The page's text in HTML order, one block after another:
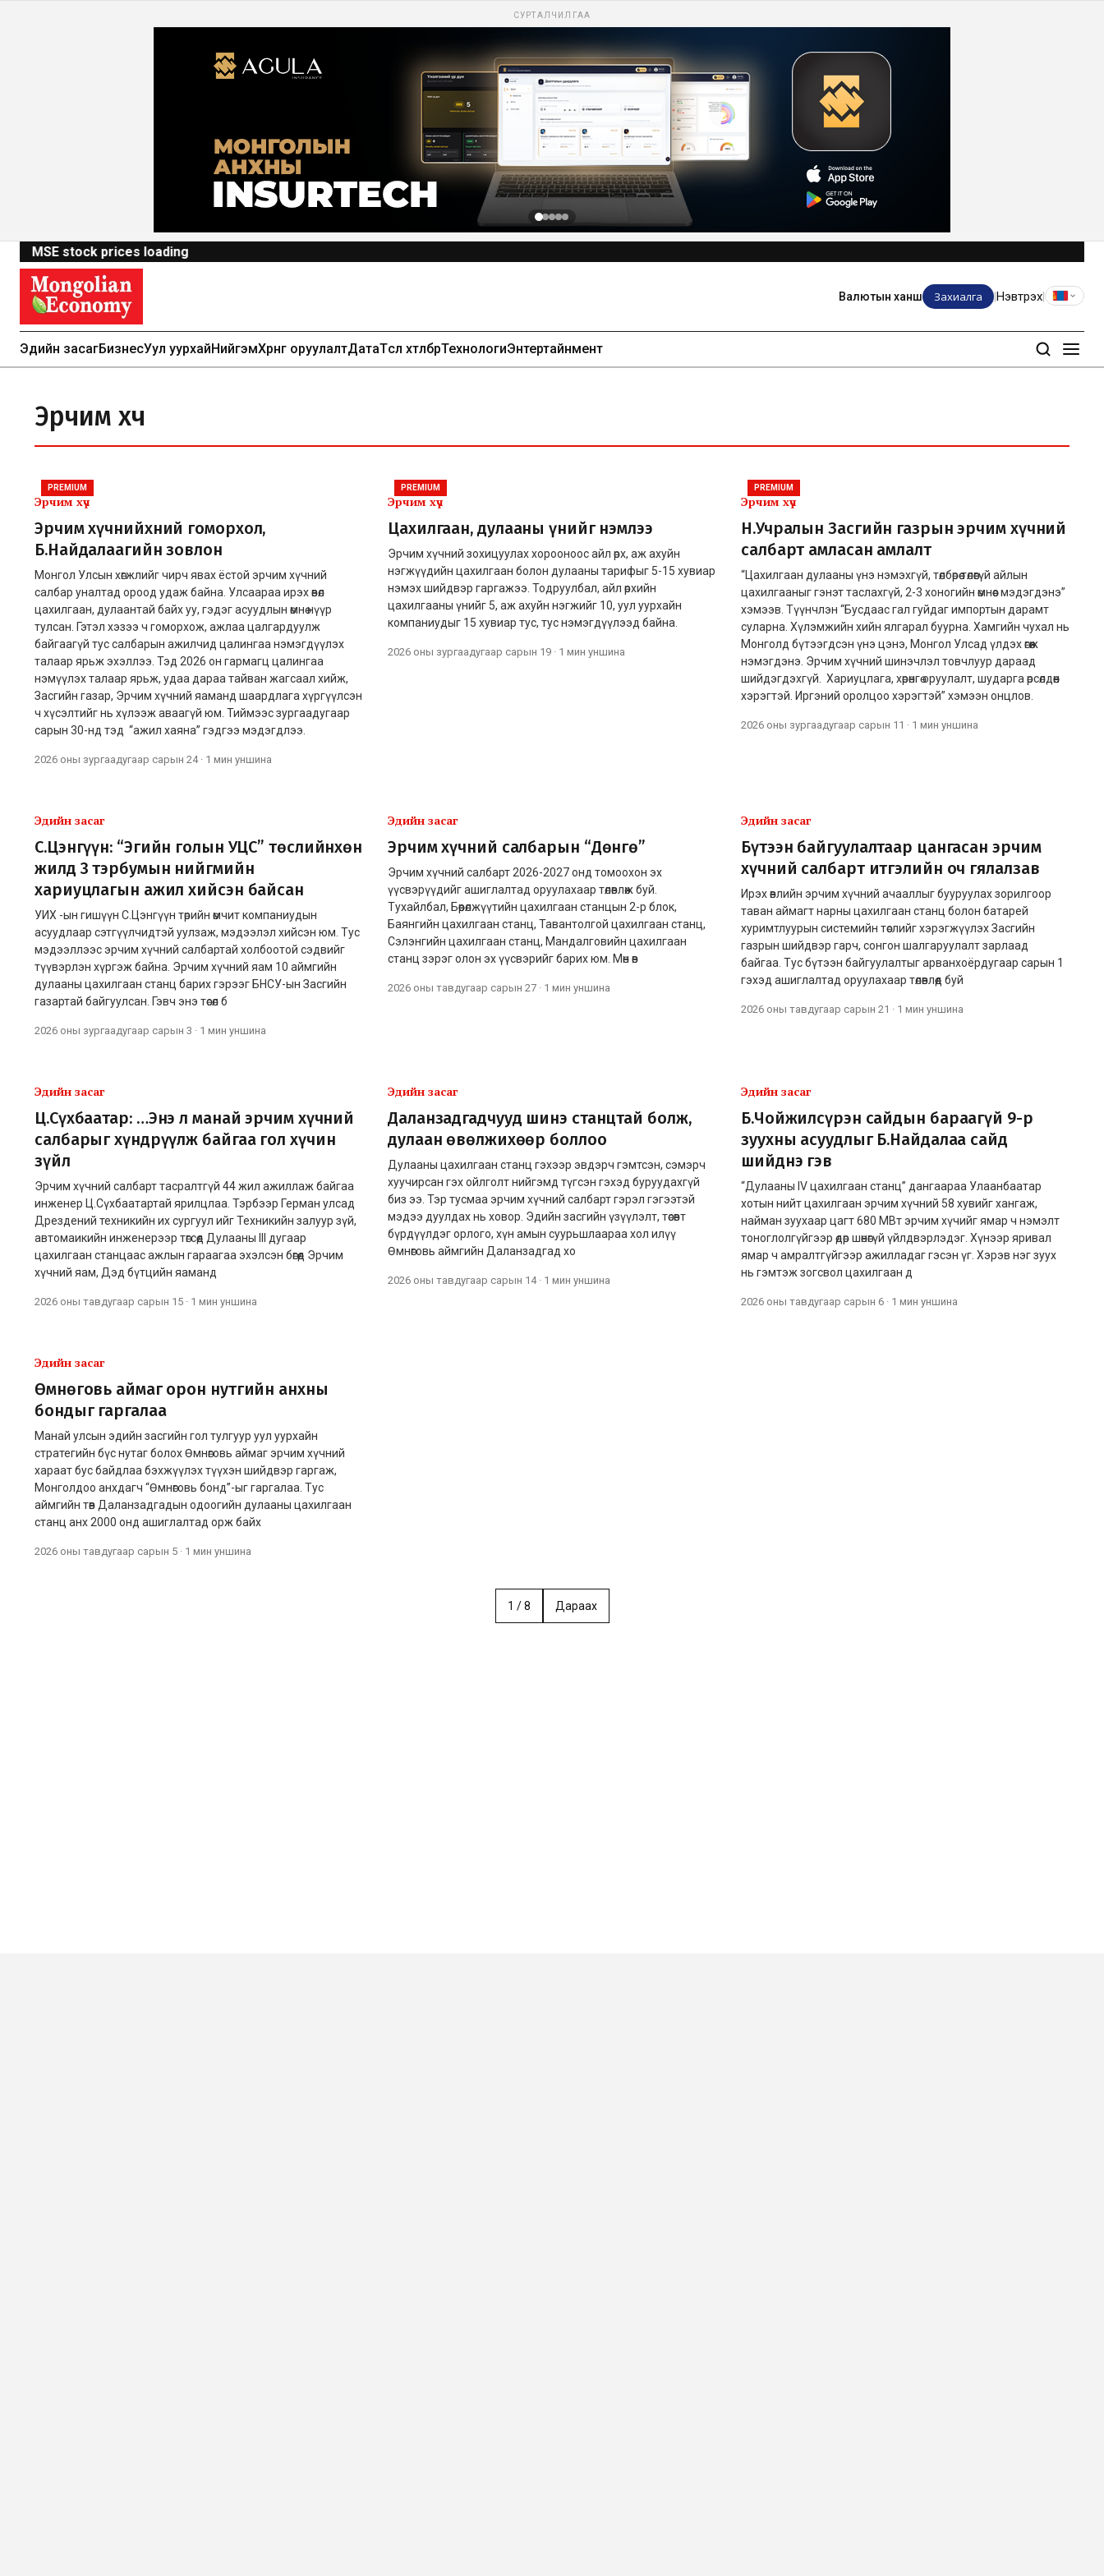
СУРТАЛЧИЛГАА
MSE stock prices loading
Валютын ханш Захиалга Нэвтрэх
Эдийн засагБизнесУул уурхайНийгэмХөрөнгө оруулалтДатаТөсөл хөтөлбөрТехнологиЭнтертайнмент
Эрчим хүч
PREMIUM
Эрчим хүч
Эрчим хүчнийхний гоморхол,
Б.Найдалаагийн зовлон
Монгол Улсын хөгжлийг чирч явах ёстой эрчим хүчний
салбар уналтад ороод удаж байна. Улсаараа ирэх өвөл
цахилгаан, дулаантай байх уу, гэдэг асуудлын өмнө нүүр
тулсан. Гэтэл хэзээ ч гоморхож, ажлаа цалгардуулж
байгаагүй тус салбарын ажилчид цалингаа нэмэгдүүлэх
талаар ярьж эхэллээ. Тэд 2026 он гармагц цалингаа
нэмүүлэх талаар ярьж, удаа дараа тайван жагсаал хийж,
Засгийн газар, Эрчим хүчний яаманд шаардлага хүргүүлсэн
ч хүсэлтийг нь хүлээж аваагүй юм. Тиймээс зургаадугаар
сарын 30-нд тэд “ажил хаяна” гэдгээ мэдэгдлээ.
2026 оны зургаадугаар сарын 24· 1 мин уншина
PREMIUM
Эрчим хүч
Цахилгаан, дулааны үнийг нэмлээ
Эрчим хүчний зохицуулах хорооноос айл өрх, аж ахуйн
нэгжүүдийн цахилгаан болон дулааны тарифыг 5-15 хувиар
нэмэх шийдвэр гаргажээ. Тодруулбал, айл өрхийн
цахилгааны үнийг 5, аж ахуйн нэгжийг 10, уул уурхайн
компаниудыг 15 хувиар тус, тус нэмэгдүүлээд байна.
2026 оны зургаадугаар сарын 19 · 1 мин уншина
PREMIUM
Эрчим хүч
Н.Учралын Засгийн газрын эрчим хүчний
салбарт амласан амлалт
“Цахилгаан дулааны үнэ нэмэхгүй, төлбөрөө төлөөгүй айлын
цахилгааныг гэнэт таслахгүй, 2-3 хоногийн өмнөөс мэдэгдэнэ”
хэмээв. Түүнчлэн “Бусдаас гал гуйдаг импортын дарамт
суларна. Хүлэмжийн хийн ялгарал буурна. Хамгийн чухал нь
Монголд бүтээгдсэн үнэ цэнэ, Монгол Улсад үлдэх өгөөж
нэмэгдэнэ. Эрчим хүчний шинэчлэл товчлуур дараад
шийдэгдэхгүй. Хариуцлага, хөрөнгө оруулалт, шударга өрсөлдөөн
хэрэгтэй. Иргэний оролцоо хэрэгтэй” хэмээн онцлов.
2026 оны зургаадугаар сарын 11 · 1 мин уншина
Эдийн засаг
С.Цэнгүүн: “Эгийн голын УЦС” төслийнхөн
жилд 3 тэрбумын нийгмийн
хариуцлагын ажил хийсэн байсан
УИХ -ын гишүүн С.Цэнгүүн төрийн өмчит компаниудын
асуудлаар сэтгүүлчидтэй уулзаж, мэдээлэл хийсэн юм. Тус
мэдээллээс эрчим хүчний салбартай холбоотой сэдвийг
түүвэрлэн хүргэж байна. Эрчим хүчний яам 10 аймгийн
дулааны цахилгаан станц барих гэрээг БНСУ-ын Засгийн
газартай байгуулсан. Гэвч энэ төсөл б
2026 оны зургаадугаар сарын 3 · 1 мин уншина
Эдийн засаг
Эрчим хүчний салбарын “Дөнгө”
Эрчим хүчний салбарт 2026-2027 онд томоохон эх
үүсвэрүүдийг ашиглалтад оруулахаар төлөвлөж буй.
Тухайлбал, Бөөрөлжүүтийн цахилгаан станцын 2-р блок,
Баянгийн цахилгаан станц, Тавантолгой цахилгаан станц,
Сэлэнгийн цахилгаан станц, Мандалговийн цахилгаан
станц зэрэг олон эх үүсвэрийг барих юм. Мөн өв
2026 оны тавдугаар сарын 27 · 1 мин уншина
Эдийн засаг
Бүтээн байгуулалтаар цангасан эрчим
хүчний салбарт итгэлийн оч гялалзав
Ирэх өвлийн эрчим хүчний ачааллыг бууруулах зорилгоор
таван аймагт нарны цахилгаан станц болон батарей
хуримтлуурын системийн төслийг хэрэгжүүлэх Засгийн
газрын шийдвэр гарч, сонгон шалгаруулалт зарлаад
байгаа. Тус бүтээн байгуулалтыг арванхоёрдугаар сарын 1
гэхэд ашиглалтад оруулахаар төлөвлөөд буй
2026 оны тавдугаар сарын 21 · 1 мин уншина
Эдийн засаг
Ц.Сүхбаатар: …Энэ л манай эрчим хүчний
салбарыг хүндрүүлж байгаа гол хүчин
зүйл
Эрчим хүчний салбарт тасралтгүй 44 жил ажиллаж байгаа
инженер Ц.Сүхбаатартай ярилцлаа. Тэрбээр Герман улсад
Дрездений техникийн их сургуул ийг Техникийн залуур зүй,
автомаикийн инженерээр төгсөөд Дулааны III дугаар
цахилгаан станцаас ажлын гараагаа эхэлсэн бөгөөд Эрчим
хүчний яам, Дэд бүтцийн яаманд
2026 оны тавдугаар сарын 15 · 1 мин уншина
Эдийн засаг
Даланзадгадчууд шинэ станцтай болж,
дулаан өвөлжихөөр боллоо
Дулааны цахилгаан станц гэхээр эвдэрч гэмтсэн, сэмэрч
хуучирсан гэх ойлголт нийгэмд түгсэн гэхэд буруудахгүй
биз ээ. Тэр тусмаа эрчим хүчний салбарт гэрэл гэгээтэй
мэдээ дуулдах нь ховор. Эдийн засгийн үзүүлэлт, төсөвт
бүрдүүлдэг орлого, хүн амын суурьшлаараа хол илүү
Өмнөговь аймгийн Даланзадгад хо
2026 оны тавдугаар сарын 14· 1 мин уншина
Эдийн засаг
Б.Чойжилсүрэн сайдын бараагүй 9-р
зуухны асуудлыг Б.Найдалаа сайд
шийднэ гэв
“Дулааны IV цахилгаан станц” дангаараа Улаанбаатар
хотын нийт цахилгаан эрчим хүчний 58 хувийг хангаж,
найман зуухаар цагт 680 МВт эрчим хүчийг ямар ч нэмэлт
тоноглолгүйгээр өдөр шөнөгүй үйлдвэрлэдэг. Хүнээр яривал
ямар ч амралтгүйгээр ажилладаг гэсэн үг. Хэрэв нэг зуух
нь гэмтэж зогсвол цахилгаан д
2026 оны тавдугаар сарын 6 · 1 мин уншина
Эдийн засаг
Өмнөговь аймаг орон нутгийн анхны
бондыг гаргалаа
Манай улсын эдийн засгийн гол тулгуур уул уурхайн
стратегийн бүс нутаг болох Өмнөговь аймаг эрчим хүчний
хараат бус байдлаа бэхжүүлэх түүхэн шийдвэр гаргаж,
Монголдоо анхдагч “Өмнөговь бонд”-ыг гаргалаа. Тус
аймгийн төв Даланзадгадын одоогийн дулааны цахилгаан
станц анх 2000 онд ашиглалтад орж байх
2026 оны тавдугаар сарын 5 · 1 мин уншина
1 /8 Дараах